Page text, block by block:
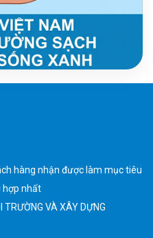
hàng nhận được làm mục tiêu
hợp nhất
TRƯỜNG VÀ XÂY DỰNG